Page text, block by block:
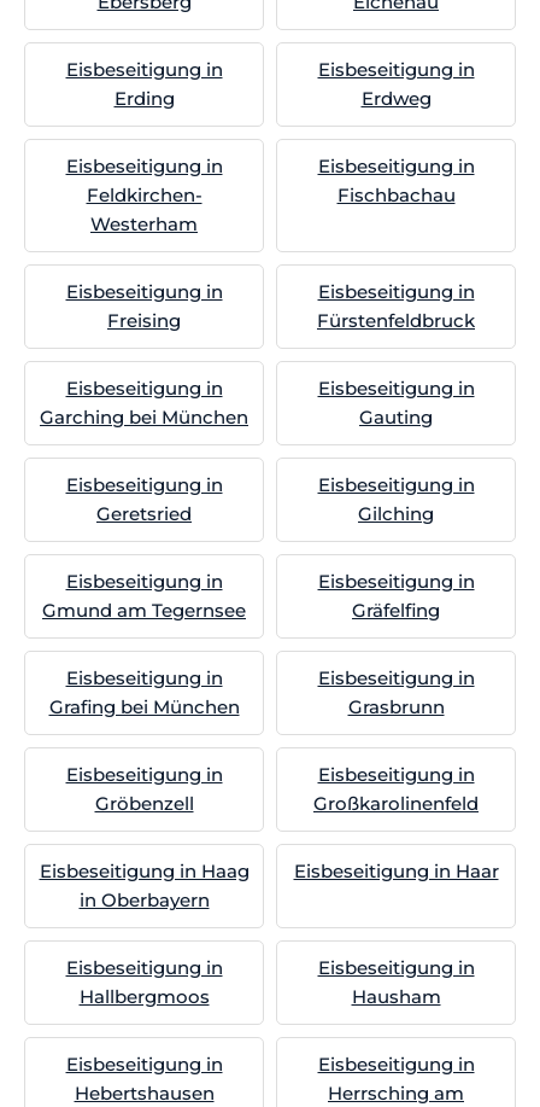
Eisbeseitigung in
Erding
Eisbeseitigung in
Erdweg
Eisbeseitigung in
Feldkirchen-
Westerham
Eisbeseitigung in
Fischbachau
Eisbeseitigung in
Freising
Eisbeseitigung in
Fürstenfeldbruck
Eisbeseitigung in
Garching bei München
Eisbeseitigung in
Gauting
Eisbeseitigung in
Geretsried
Eisbeseitigung in
Gilching
Eisbeseitigung in
Gmund am Tegernsee
Eisbeseitigung in
Gräfelfing
Eisbeseitigung in
Grafing bei München
Eisbeseitigung in
Grasbrunn
Eisbeseitigung in
Gröbenzell
Eisbeseitigung in
Großkarolinenfeld
Eisbeseitigung in Haag
in Oberbayern
Eisbeseitigung in Haar
Eisbeseitigung in
Hallbergmoos
Eisbeseitigung in
Hausham
Eisbeseitigung in
Hebertshausen
Eisbeseitigung in
Herrsching am